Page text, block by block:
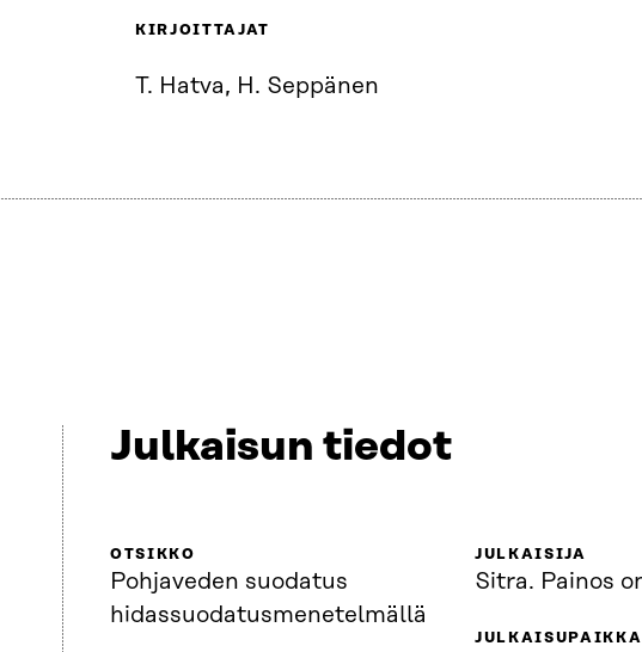
KIRJOITTAJAT
T. Hatva, H. Seppänen
Julkaisun tiedot
OTSIKKO
Pohjaveden suodatus
hidassuodatusmenetelmällä
JULKAISIJA
Sitra. Painos
JULKAISUPAIKKA